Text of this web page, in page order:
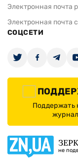
Электронная почта
Электронная почта
СОЦСЕТИ
не